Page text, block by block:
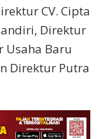
CV. Cipta
Direktur
Usaha Baru
Direktur Putra